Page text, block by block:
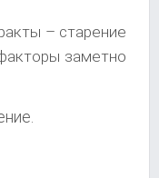
– старение
заметно